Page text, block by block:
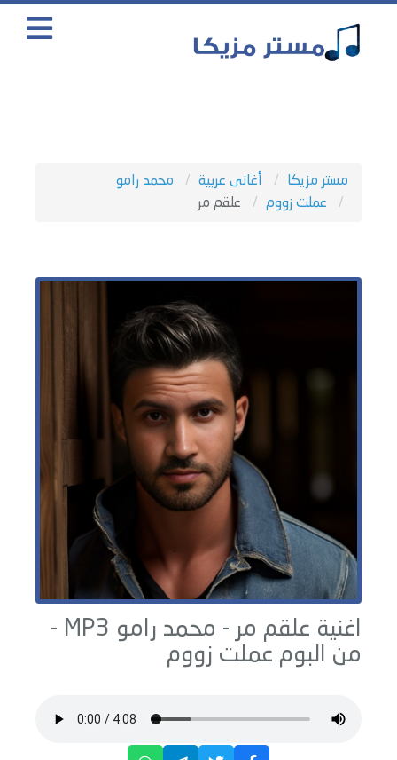
مستر مزيكا أغانى عربية
محمد رامو
عملت زووم
علقم مر
اغنية علقم مر - محمد رامو
MP3 -
من البوم عملت زووم